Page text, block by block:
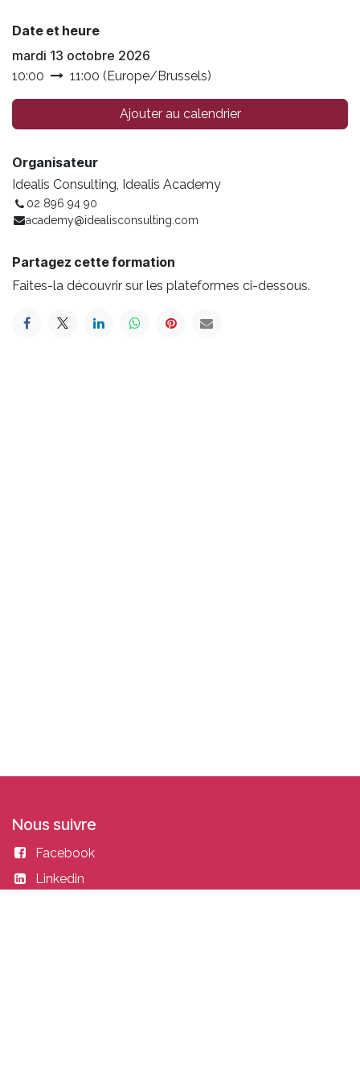
Date et heure
mardi 13 octobre 2026
10:00 11:00 (Europe/Brussels)
Ajouter au calendrier
Organisateur
Idealis Consulting, Idealis Academy
02 896 94 90
academy@idealisconsulting.com
Partagez cette formation
Faites-la découvrir sur les plateformes ci-dessous.
Nous suivre
Facebook
Linkedin